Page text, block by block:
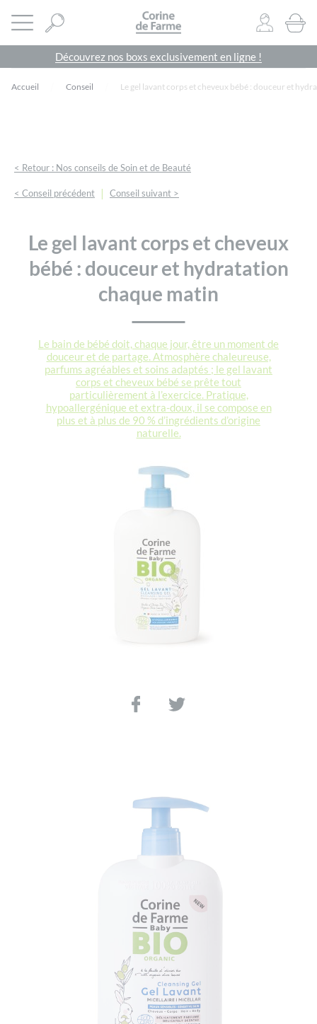
Ouvrir le menu CORINE DE FARME SITE OFFICIEL
0
Découvrez nos boxs exclusivement en ligne !
Accueil Conseil Le gel lavant corps et cheveux bébé : douceur et
< Retour : Nos conseils de Soin et de Beauté
< Conseil précédent | Conseil suivant >
Le gel lavant corps et cheveux
bébé : douceur et hydratation
chaque matin
Le bain de bébé doit, chaque jour, être un moment de
douceur et de partage. Atmosphère chaleureuse,
parfums agréables et soins adaptés ; le gel lavant
corps et cheveux bébé se prête tout
particulièrement à l’exercice. Pratique,
hypoallergénique et extra-doux, il se compose en
plus et à plus de 90 % d’ingrédients d’origine
naturelle.